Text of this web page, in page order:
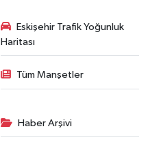
Eskişehir Trafik Yoğunluk
Haritası
Tüm Manşetler
Haber Arşivi